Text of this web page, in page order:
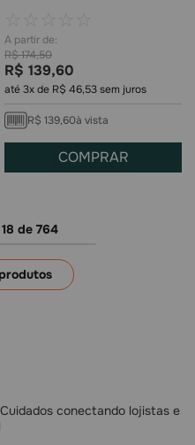
R$174,50
R$ 139,60
até3x de R$ 46,53sem juros
R$ 139,60à vista
COMPRAR
18 de 764
conectando lojistas e